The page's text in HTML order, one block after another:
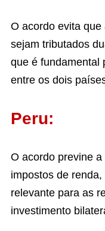
O acordo evita
sejam tributados
que é fundamental
entre os dois
Peru:
O acordo previne
impostos de
relevante para as
investimento